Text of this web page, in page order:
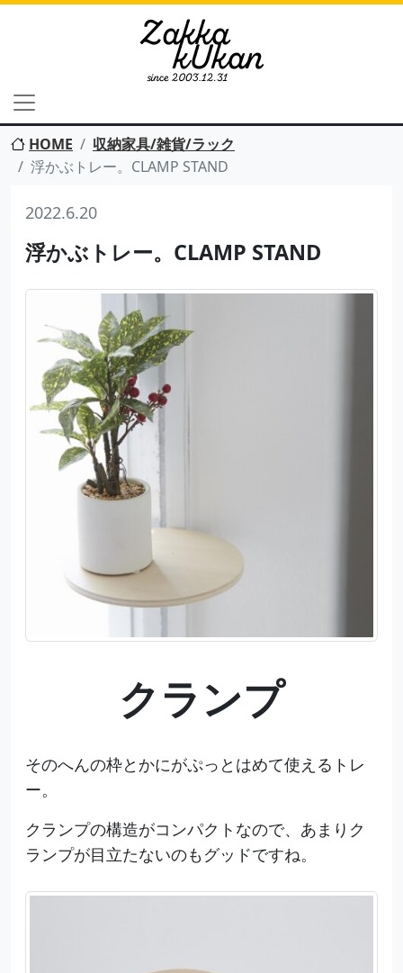
HOME
収納家具/雑貨/ラック
浮かぶトレー。CLAMP STAND
2022.6.20
浮かぶトレー。CLAMP STAND
クランプ
そのへんの枠とかにがぷっとはめて使えるトレ
ー。
クランプの構造がコンパクトなので、あまりク
ランプが目立たないのもグッドですね。